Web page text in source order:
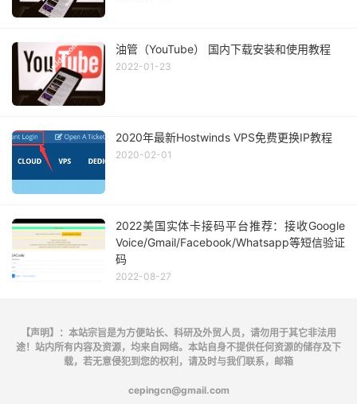
油管（YouTube） 国内下载安装和使用教程
2022-01-23
2020年最新Hostwinds VPS免费更换IP教程
2020-02-01
2022美国实体卡接码平台推荐：接收Google
Voice/Gmail/Facebook/Whatsapp等短信验证
码
2022-08-27
【声明】：本站宗旨是为方便站长、科研及外贸人员，请勿用于其它非法用
途！站内所有内容及资源，均来自网络。本站自身不提供任何资源的储存及下
载，若无意侵犯到您的权利，请及时与我们联系，邮箱
cepingcn@gmail.com